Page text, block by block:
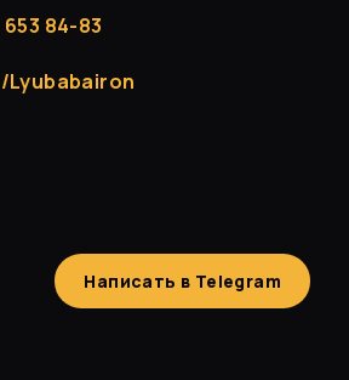
653 84-83
Lyubabairon
Написать в Telegram